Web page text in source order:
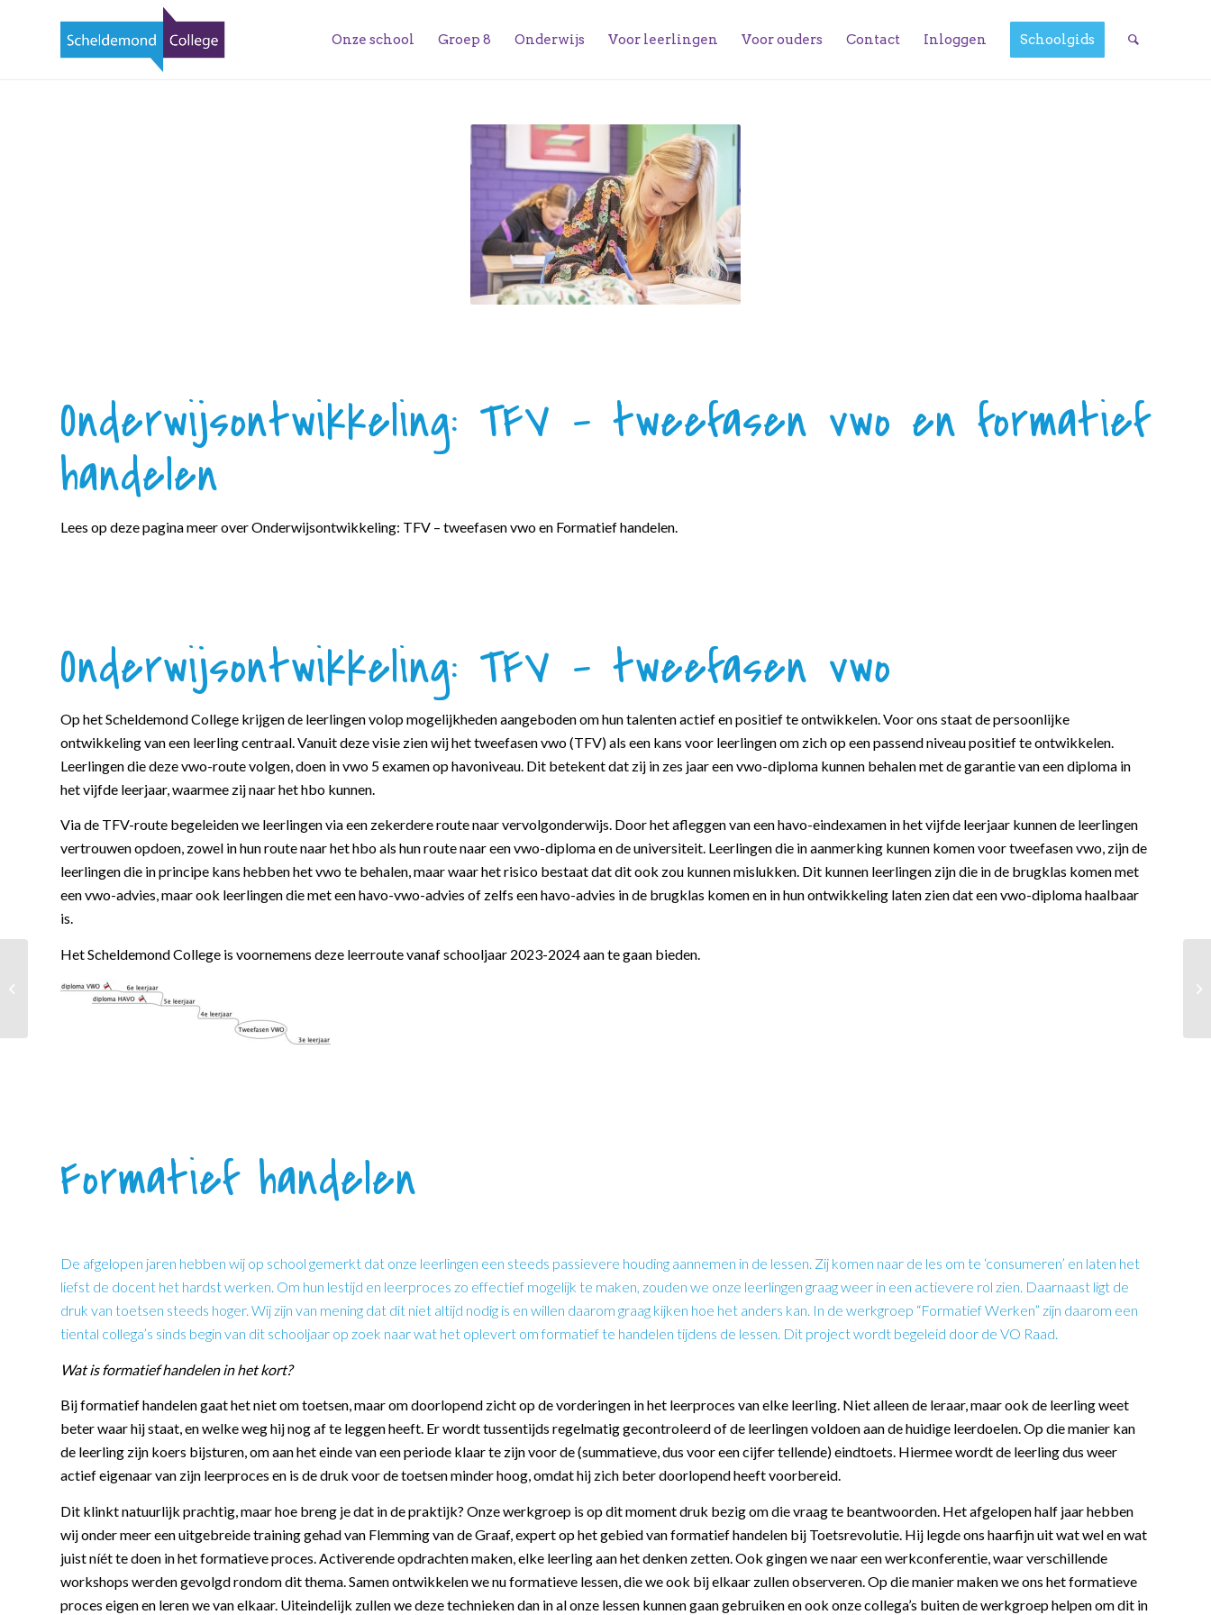
Onze school Groep 8 Onderwijs Voor leerlingen Voor ouders Contact Inloggen Schoolgids
Onderwijsontwikkeling: TFV – tweefasen vwo en formatief
handelen
Lees op deze pagina meer overOnderwijsontwikkeling: TFV – tweefasen vwo en Formatief handelen.
Onderwijsontwikkeling: TFV – tweefasen vwo
Op het Scheldemond College krijgen de leerlingen volop mogelijkheden aangeboden om hun talenten actief en positief te ontwikkelen. Voor ons staat de persoonlijke
ontwikkeling van een leerling centraal. Vanuit deze visie zien wij het tweefasen vwo (TFV) als een kans voor leerlingen om zich op een passend niveau positief te ontwikkelen.
Leerlingen die deze vwo-route volgen, doen in vwo 5 examen op havoniveau. Dit betekent dat zij in zes jaar een vwo-diploma kunnen behalen met de garantie van een diploma in
het vijfde leerjaar, waarmee zij naar het hbo kunnen.
Via de TFV-route begeleiden we leerlingen via een zekerdere route naar vervolgonderwijs. Door het afleggen van een havo-eindexamen in het vijfde leerjaar kunnen de leerlingen
vertrouwen opdoen, zowel in hun route naar het hbo als hun route naar een vwo-diploma en de universiteit. Leerlingen die in aanmerking kunnen komen voor tweefasen vwo, zijn de
leerlingen die in principe kans hebben het vwo te behalen, maar waar het risico bestaat dat dit ook zou kunnen mislukken. Dit kunnen leerlingen zijn die in de brugklas komen met
een vwo-advies, maar ook leerlingen die met een havo-vwo-advies of zelfs een havo-advies in de brugklas komen en in hun ontwikkeling laten zien dat een vwo-diploma haalbaar
is.
Het Scheldemond College is voornemens deze leerroute vanaf schooljaar 2023-2024 aan te gaan bieden.
Formatief handelen
De afgelopen jaren hebben wij op school gemerkt dat onze leerlingen een steeds passievere houding aannemen in de lessen. Zij komen naar de les om te ‘consumeren’ en laten het
liefst de docent het hardst werken. Om hun lestijd en leerproces zo effectief mogelijk te maken, zouden we onze leerlingen graag weer in een actievere rol zien. Daarnaast ligt de
druk van toetsen steeds hoger. Wij zijn van mening dat dit niet altijd nodig is en willen daarom graag kijken hoe het anders kan. In de werkgroep “Formatief Werken” zijn daarom een
tiental collega’s sinds begin van dit schooljaar op zoek naar wat het oplevert om formatief te handelen tijdens de lessen. Dit project wordt begeleid door de VO Raad.
Wat is formatief handelen in het kort?
Bij formatief handelen gaat het niet om toetsen, maar om doorlopend zicht op de vorderingen in het leerproces van elke leerling. Niet alleen de leraar, maar ook de leerling weet
beter waar hij staat, en welke weg hij nog af te leggen heeft. Er wordt tussentijds regelmatig gecontroleerd of de leerlingen voldoen aan de huidige leerdoelen. Op die manier kan
de leerling zijn koers bijsturen, om aan het einde van een periode klaar te zijn voor de (summatieve, dus voor een cijfer tellende) eindtoets. Hiermee wordt de leerling dus weer
actief eigenaar van zijn leerproces en is de druk voor de toetsen minder hoog, omdat hij zich beter doorlopend heeft voorbereid.
Dit klinkt natuurlijk prachtig, maar hoe breng je dat in de praktijk? Onze werkgroep is op dit moment druk bezig om die vraag te beantwoorden. Het afgelopen half jaar hebben
wij onder meer een uitgebreide training gehad van Flemming van de Graaf, expert op het gebied van formatief handelen bij Toetsrevolutie. Hij legde ons haarfijn uit wat wel en wat
juist níét te doen in het formatieve proces. Activerende opdrachten maken, elke leerling aan het denken zetten. Ook gingen we naar een werkconferentie, waar verschillende
workshops werden gevolgd rondom dit thema. Samen ontwikkelen we nu formatieve lessen, die we ook bij elkaar zullen observeren. Op die manier maken we ons het formatieve
proces eigen en leren we van elkaar. Uiteindelijk zullen we deze technieken dan in al onze lessen kunnen gaan gebruiken en ook onze collega’s buiten de werkgroep helpen om dit in
Ouderavond roken,
alcohol of drugs